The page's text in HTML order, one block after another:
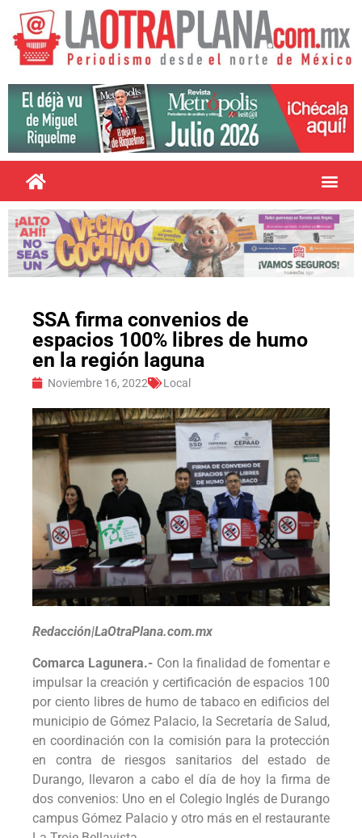
SSA firma convenios de
espacios 100% libres de humo
en la región laguna
Noviembre 16, 2022 Local
Redacción|LaOtraPlana.com.mx
Comarca Lagunera.- Con la finalidad de fomentar e
impulsar la creación y certificación de espacios 100
por ciento libres de humo de tabaco en edificios del
municipio de Gómez Palacio, la Secretaría de Salud,
en coordinación con la comisión para la protección
en contra de riesgos sanitarios del estado de
Durango, llevaron a cabo el día de hoy la firma de
dos convenios: Uno en el Colegio Inglés de Durango
campus Gómez Palacio y otro más en el restaurante